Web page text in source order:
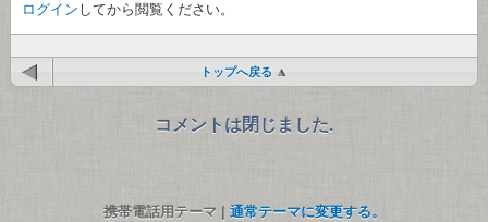
ログイン してから閲覧ください。
トップへ戻る
コメントは閉じました.
携帯電話用テーマ | 通常テーマに変更する。